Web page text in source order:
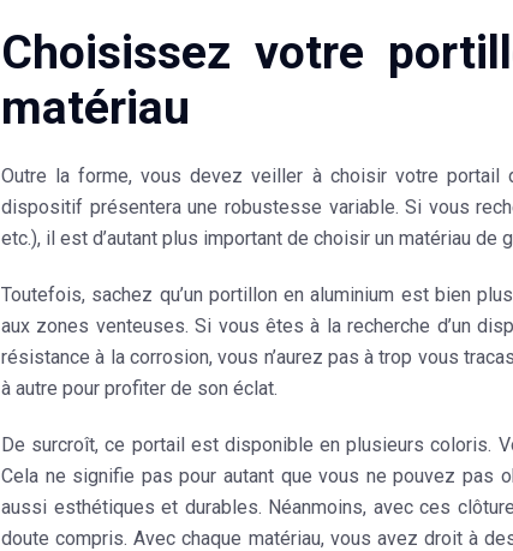
Choisissez votre
matériau
Outre la forme, vous devez veiller à choisir votre
dispositif présentera une robustesse variable. Si vous
etc.), il est d’autant plus important de choisir un matériau de
Toutefois, sachez qu’un portillon en aluminium est bien
aux zones venteuses. Si vous êtes à la recherche d’un
résistance à la corrosion, vous n’aurez pas à trop vous
à autre pour profiter de son éclat.
De surcroît, ce portail est disponible en plusieurs coloris.
Cela ne signifie pas pour autant que vous ne pouvez pas
aussi esthétiques et durables. Néanmoins, avec ces
doute compris. Avec chaque matériau, vous avez droit à